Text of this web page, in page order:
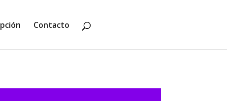
Contacto